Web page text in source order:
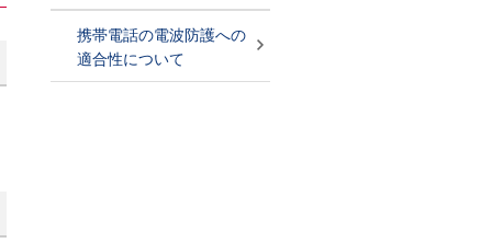
携帯電話の電波防護への
適合性について